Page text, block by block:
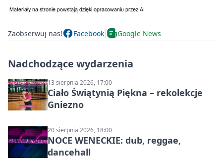
Zaobserwuj nas! Facebook Google News
Nadchodzące wydarzenia
13 sierpnia 2026, 17:00
Ciało Świątynią Piękna – rekolekcje
Gniezno
20 sierpnia 2026, 18:00
NOCE WENECKIE: dub, reggae,
dancehall